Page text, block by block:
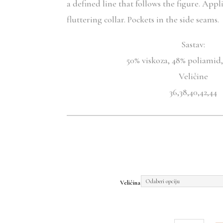
a defined line that follows the figure.
fluttering collar. Pockets in the side seams.
Sastav:
50% viskoza, 48%
Veličine
36,38,40,42,44
Veličina